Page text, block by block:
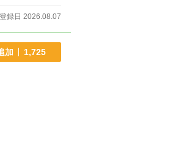
登録日 2026.08.07
加 1,725